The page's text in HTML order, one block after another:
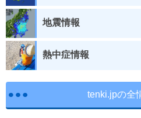
地震情報
熱中症情報
tenki.jpの全